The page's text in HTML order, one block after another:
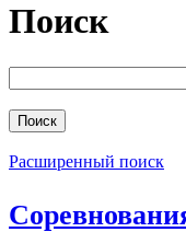
Поиск
Расширенный поиск